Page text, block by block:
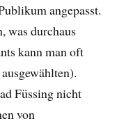
angepasst.
was durchaus
kann man oft
Füssing nicht
von